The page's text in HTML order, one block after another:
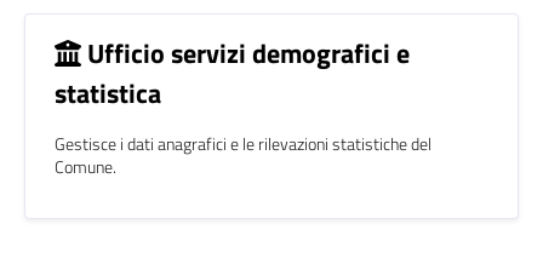
Ufficio servizi demografici e
statistica
Gestisce i dati anagrafici e le rilevazioni statistiche del
Comune.